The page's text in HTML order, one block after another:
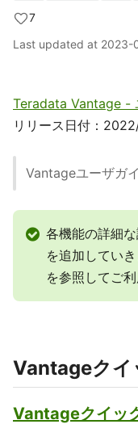
7
Last updated at 2023-
Teradata Vantage -
リリース日付：
Vantageユーザガ
各機能の詳細
を追加してい
を参照してご利
Vantageクイ
Vantageクイッ